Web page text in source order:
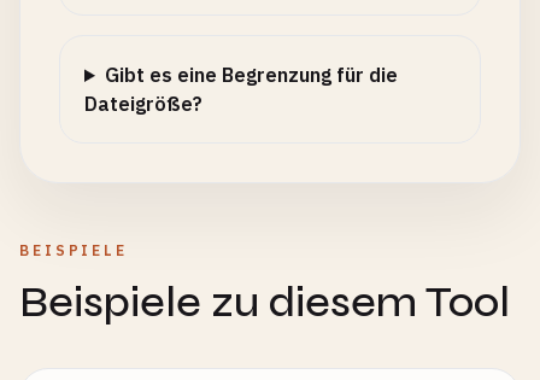
Gibt es eine Begrenzung für die
Dateigröße?
BEISPIELE
Beispiele zu diesem Tool